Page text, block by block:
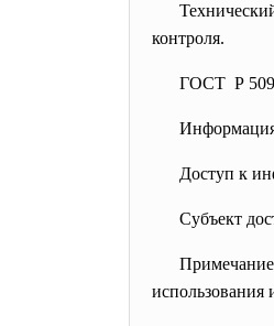
контроля.
ГОСТ Р
Информация
Доступ к
Субъект